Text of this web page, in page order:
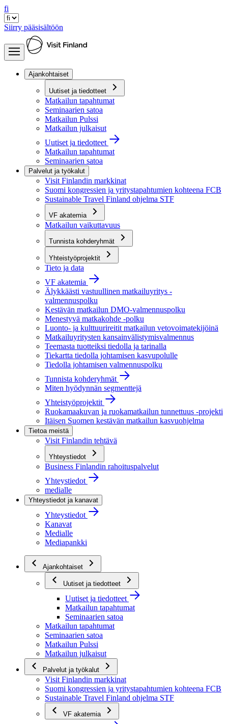
fi
Siirry pääsisältöön
Ajankohtaiset
Uutiset ja tiedotteet
Matkailun tapahtumat
Seminaarien satoa
Matkailun Pulssi
Matkailun julkaisut
Uutiset ja tiedotteet
Matkailun tapahtumat
Seminaarien satoa
Palvelut ja työkalut
Visit Finlandin markkinat
Suomi kongressien ja yritystapahtumien kohteena FCB
Sustainable Travel Finland ohjelma STF
VF akatemia
Matkailun vaikuttavuus
Tunnista kohderyhmät
Yhteistyöprojektit
Tieto ja data
VF akatemia
Älykkäästi vastuullinen matkailuyritys -
valmennuspolku
Kestävän matkailun DMO-valmennuspolku
Menestyvä matkakohde -polku
Luonto- ja kulttuurireitit matkailun vetovoimatekijöinä
Matkailuyritysten kansainvälistymisvalmennus
Teemasta tuotteiksi tiedolla ja tarinalla
Tiekartta tiedolla johtamisen kasvupolulle
Tiedolla johtamisen valmennuspolku
Tunnista kohderyhmät
Miten hyödynnän segmenttejä
Yhteistyöprojektit
Ruokamaakuvan ja ruokamatkailun tunnettuus -projekti
Itäisen Suomen kestävän matkailun kasvuohjelma
Tietoa meistä
Visit Finlandin tehtävä
Yhteystiedot
Business Finlandin rahoituspalvelut
Yhteystiedot
medialle
Yhteystiedot ja kanavat
Yhteystiedot
Kanavat
Medialle
Mediapankki
Ajankohtaiset
Uutiset ja tiedotteet
Uutiset ja tiedotteet
Matkailun tapahtumat
Seminaarien satoa
Matkailun tapahtumat
Seminaarien satoa
Matkailun Pulssi
Matkailun julkaisut
Palvelut ja työkalut
Visit Finlandin markkinat
Suomi kongressien ja yritystapahtumien kohteena FCB
Sustainable Travel Finland ohjelma STF
VF akatemia